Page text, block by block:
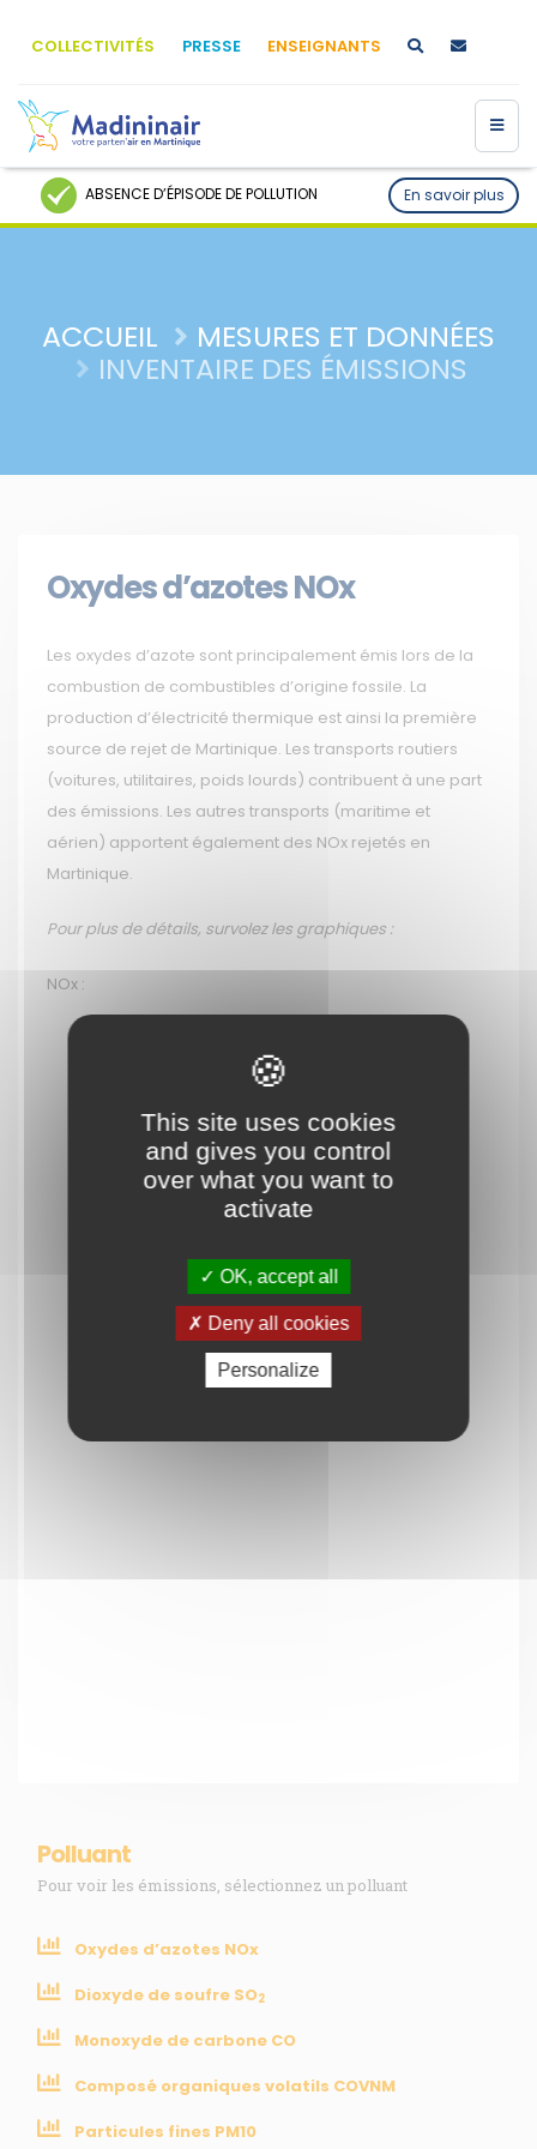
COLLECTIVITÉS PRESSE ENSEIGNANTS
ABSENCE D’ÉPISODE DE POLLUTION En savoir plus
ACCUEIL
MESURES ET DONNÉES
INVENTAIRE DES ÉMISSIONS
Oxydes d’azotes NOx
Les oxydes d’azote sont principalement émis lors de la
combustion de combustibles d’origine fossile. La
production d’électricité thermique est ainsi la première
source de rejet de Martinique. Les transports routiers
(voitures, utilitaires, poids lourds) contribuent à une part
des émissions. Les autres transports (maritime et
aérien) apportent également des NOx rejetés en
Martinique.
Pour plus de détails, survolez les graphiques :
NOx :
Polluant
Pour voir les émissions, sélectionnez un polluant
Oxydes d’azotes NOx
Dioxyde de soufre SO2
Monoxyde de carbone CO
Composé organiques volatils COVNM
Particules fines PM10
Comprendre
CONTACT
31, rue du Pr. Raymond Garcin, 97200 Fort-de-France
Tél : 0596 60 08 48
Mail : info@madininair.fr
This site uses cookies
and gives you control
over what you want to
activate
OK, accept all
Deny all cookies
Personalize